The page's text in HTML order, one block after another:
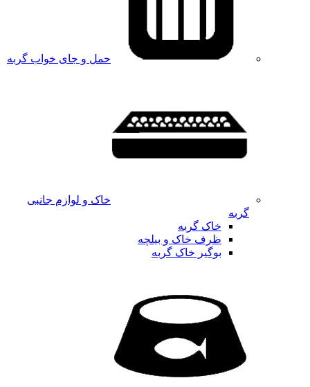
حمل و جای خواب گربه
خاک و لوازم جانبی
گربه
خاک گربه
ظرف خاک و بیلچه
بوگیر خاک گربه